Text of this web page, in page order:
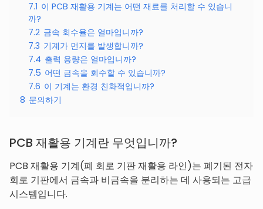
7.1 이 PCB 재활용 기계는 어떤 재료를 처리할 수 있습니
까?
7.2 금속 회수율은 얼마입니까?
7.3 기계가 먼지를 발생합니까?
7.4 출력 용량은 얼마입니까?
7.5 어떤 금속을 회수할 수 있습니까?
7.6 이 기계는 환경 친화적입니까?
8 문의하기
PCB 재활용 기계란 무엇입니까?
PCB 재활용 기계(폐 회로 기판 재활용 라인)는 폐기된 전자
회로 기판에서 금속과 비금속을 분리하는 데 사용되는 고급
시스템입니다.